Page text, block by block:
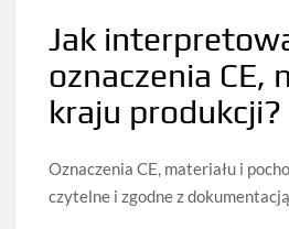
Jak
oznaczenia CE,
kraju produkcji?
Oznaczenia CE, materiału i
czytelne i zgodne z